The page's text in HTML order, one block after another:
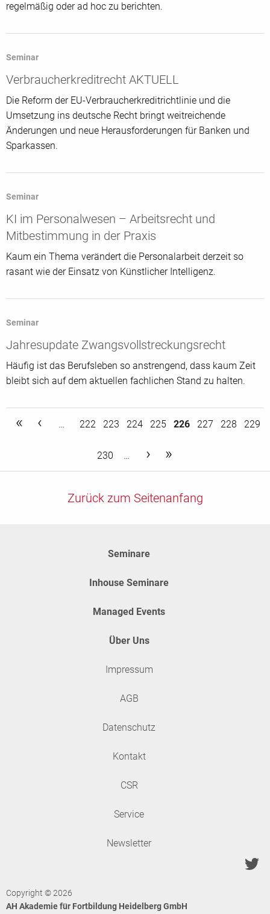
regelmäßig oder ad hoc zu berichten.
Seminar
Verbraucherkreditrecht AKTUELL
Die Reform der EU-Verbraucherkreditrichtlinie und die
Umsetzung ins deutsche Recht bringt weitreichende
Änderungen und neue Herausforderungen für Banken und
Sparkassen.
Seminar
KI im Personalwesen – Arbeitsrecht und
Mitbestimmung in der Praxis
Kaum ein Thema verändert die Personalarbeit derzeit so
rasant wie der Einsatz von Künstlicher Intelligenz.
Seminar
Jahresupdate Zwangsvollstreckungsrecht
Häufig ist das Berufsleben so anstrengend, dass kaum Zeit
bleibt sich auf dem aktuellen fachlichen Stand zu halten.
«
first
‹
previous
…
222 223 224 225 226 227 228 229
230 …
next
›
last
»
Zurück zum Seitenanfang
Seminare
Inhouse Seminare
Managed Events
Über Uns
Impressum
AGB
Datenschutz
Kontakt
CSR
Service
Newsletter
Copyright © 2026
AH Akademie für Fortbildung Heidelberg GmbH